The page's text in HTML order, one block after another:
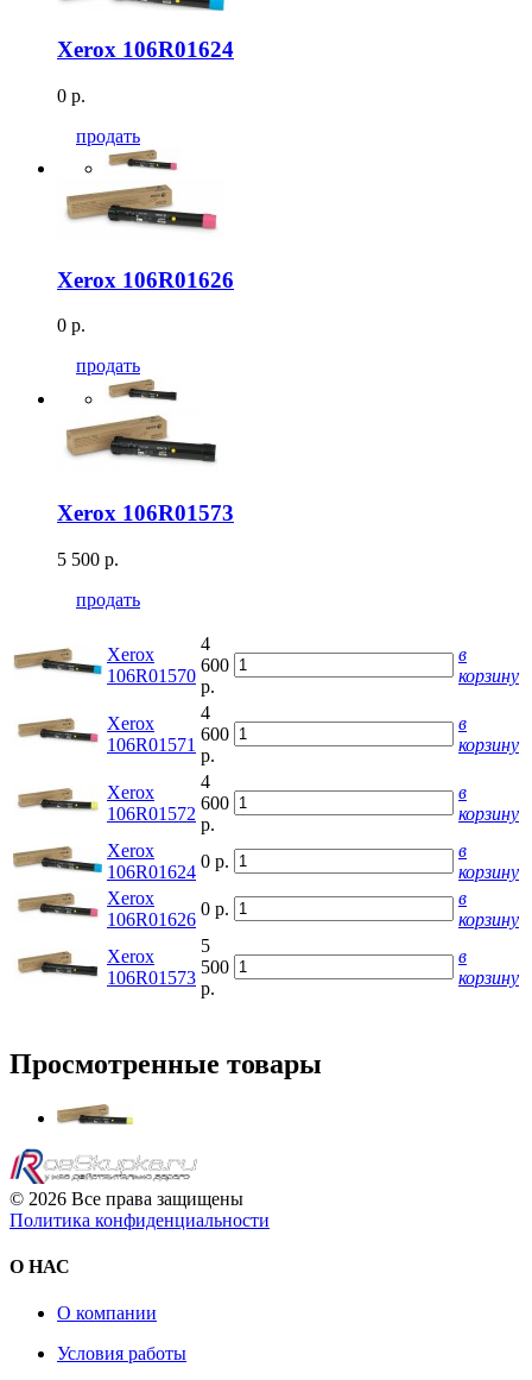
Xerox 106R01624
0 р.
продать
Xerox 106R01626
0 р.
продать
Xerox 106R01573
5 500 р.
продать
Xerox
106R01570
4
600
р.
в
корзину
Xerox
106R01571
4
600
р.
в
корзину
Xerox
106R01572
4
600
р.
в
корзину
Xerox
106R01624
0 р.
в
корзину
Xerox
106R01626
0 р.
в
корзину
Xerox
106R01573
5
500
р.
в
корзину
Просмотренные товары
© 2026 Все права защищены
Политика конфиденциальности
О НАС
О компании
Условия работы